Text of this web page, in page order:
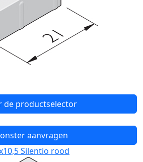
de productselector
aanvragen
Silentio rood